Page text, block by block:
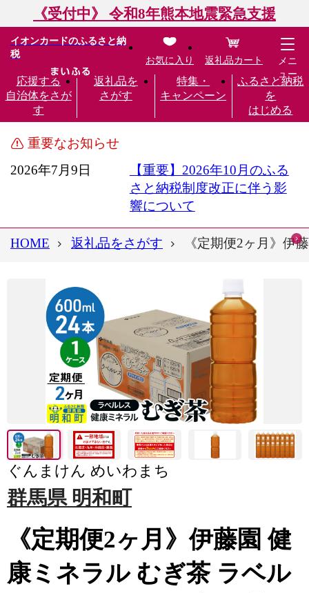
《受付中》 令和8年熊本地震緊急支援
イオンカードのふるさと納
税
応援する
自治体をさが
す
返礼品を
さがす
特集・
キャンペーン
ふるさと納税
を
はじめる
お気に入り 返礼品カート
メニ
ュー
重要なお知らせ
2026年7月9日
【重要】2026年10月のふる
さと納税制度改正に伴う影
響について
HOME 返礼品をさがす 《定期便2ヶ月》伊
ぐんまけん めいわまち
群馬県 明和町
《定期便2ヶ月》伊藤園 健
康ミネラル むぎ茶 ラベル